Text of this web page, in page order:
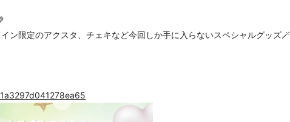
ン限定のアクスタ、チェキなど今回しか手に入らないスペシャルグッズ🪄